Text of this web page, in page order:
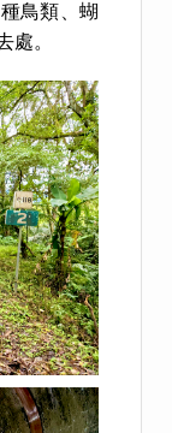
鳥類、蝴
處。